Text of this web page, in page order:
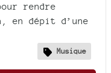
rendre
en dépit d’une
Musique